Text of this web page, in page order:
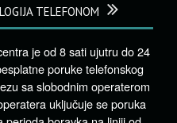
TELEFONOM
je od 8 sati ujutru do 24
poruke telefonskog
sa slobodnim operaterom
uključuje se poruka